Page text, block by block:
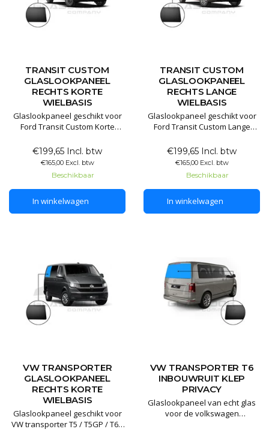
TRANSIT CUSTOM
GLASLOOKPANEEL
RECHTS KORTE
WIELBASIS
Glaslookpaneel geschikt voor
Ford Transit Custom Korte
Glaslookpanelen gemaakt van
echt glas voor een luxe
uitstraling. Het voordeel van
echt glas is dat het
gegarandeerd lang mee gaat
en het mooiste resultaat levert.
€199,65 Incl. btw
€165,00 Excl. btw
Beschikbaar
In winkelwagen
TRANSIT CUSTOM
GLASLOOKPANEEL
RECHTS LANGE
WIELBASIS
Glaslookpaneel geschikt voor
Ford Transit Custom Lange
Glaslookpanelen gemaakt van
echt glas voor een luxe
uitstraling. Het voordeel van
echt glas is dat het
gegarandeerd lang mee gaat
en het mooiste resultaat levert.
€199,65 Incl. btw
€165,00 Excl. btw
Beschikbaar
In winkelwagen
VW TRANSPORTER
GLASLOOKPANEEL
RECHTS KORTE
WIELBASIS
Glaslookpaneel geschikt voor
VW transporter T5 / T5GP / T6 /
VW TRANSPORTER T6
INBOUWRUIT KLEP
PRIVACY
Glaslookpaneel van echt glas
voor de volkswagen